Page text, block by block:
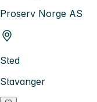
Proserv Norge AS
Sted
Stavanger